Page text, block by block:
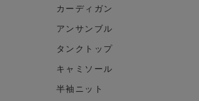
カーディガン
アンサンブル
タンクトップ
キャミソール
半袖ニット